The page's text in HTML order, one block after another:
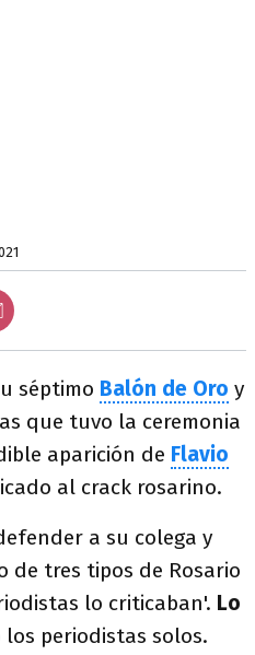
séptimo Balón de Oro y
que tuvo la ceremonia
aparición de Flavio
al crack rosarino.
a su colega y
de tres tipos de Rosario
lo criticaban'. Lo
los periodistas solos.